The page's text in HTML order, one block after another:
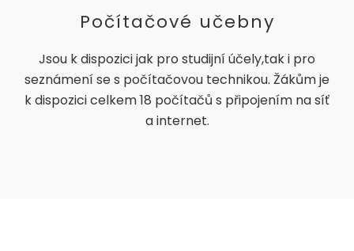
Počítačové učebny
Jsou k dispozici jak pro studijní účely,tak i pro
seznámení se s počítačovou technikou. Žákům je
k dispozici celkem 18 počítačů s připojením na síť
a internet.